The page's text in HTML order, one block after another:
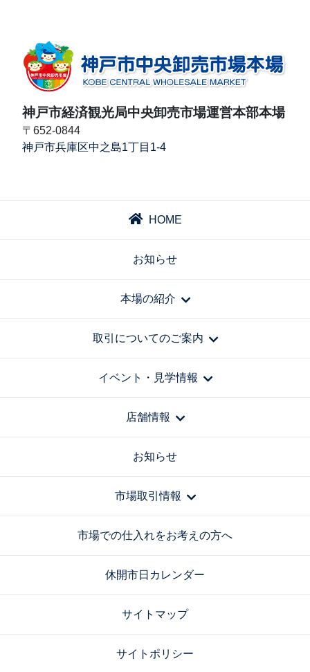
神戸市経済観光局中央卸売市場運営本部本場
〒652-0844
神戸市兵庫区中之島1丁目1-4
HOME
お知らせ
本場の紹介
取引についてのご案内
イベント・見学情報
店舗情報
お知らせ
市場取引情報
市場での仕入れをお考えの方へ
休開市日カレンダー
サイトマップ
サイトポリシー